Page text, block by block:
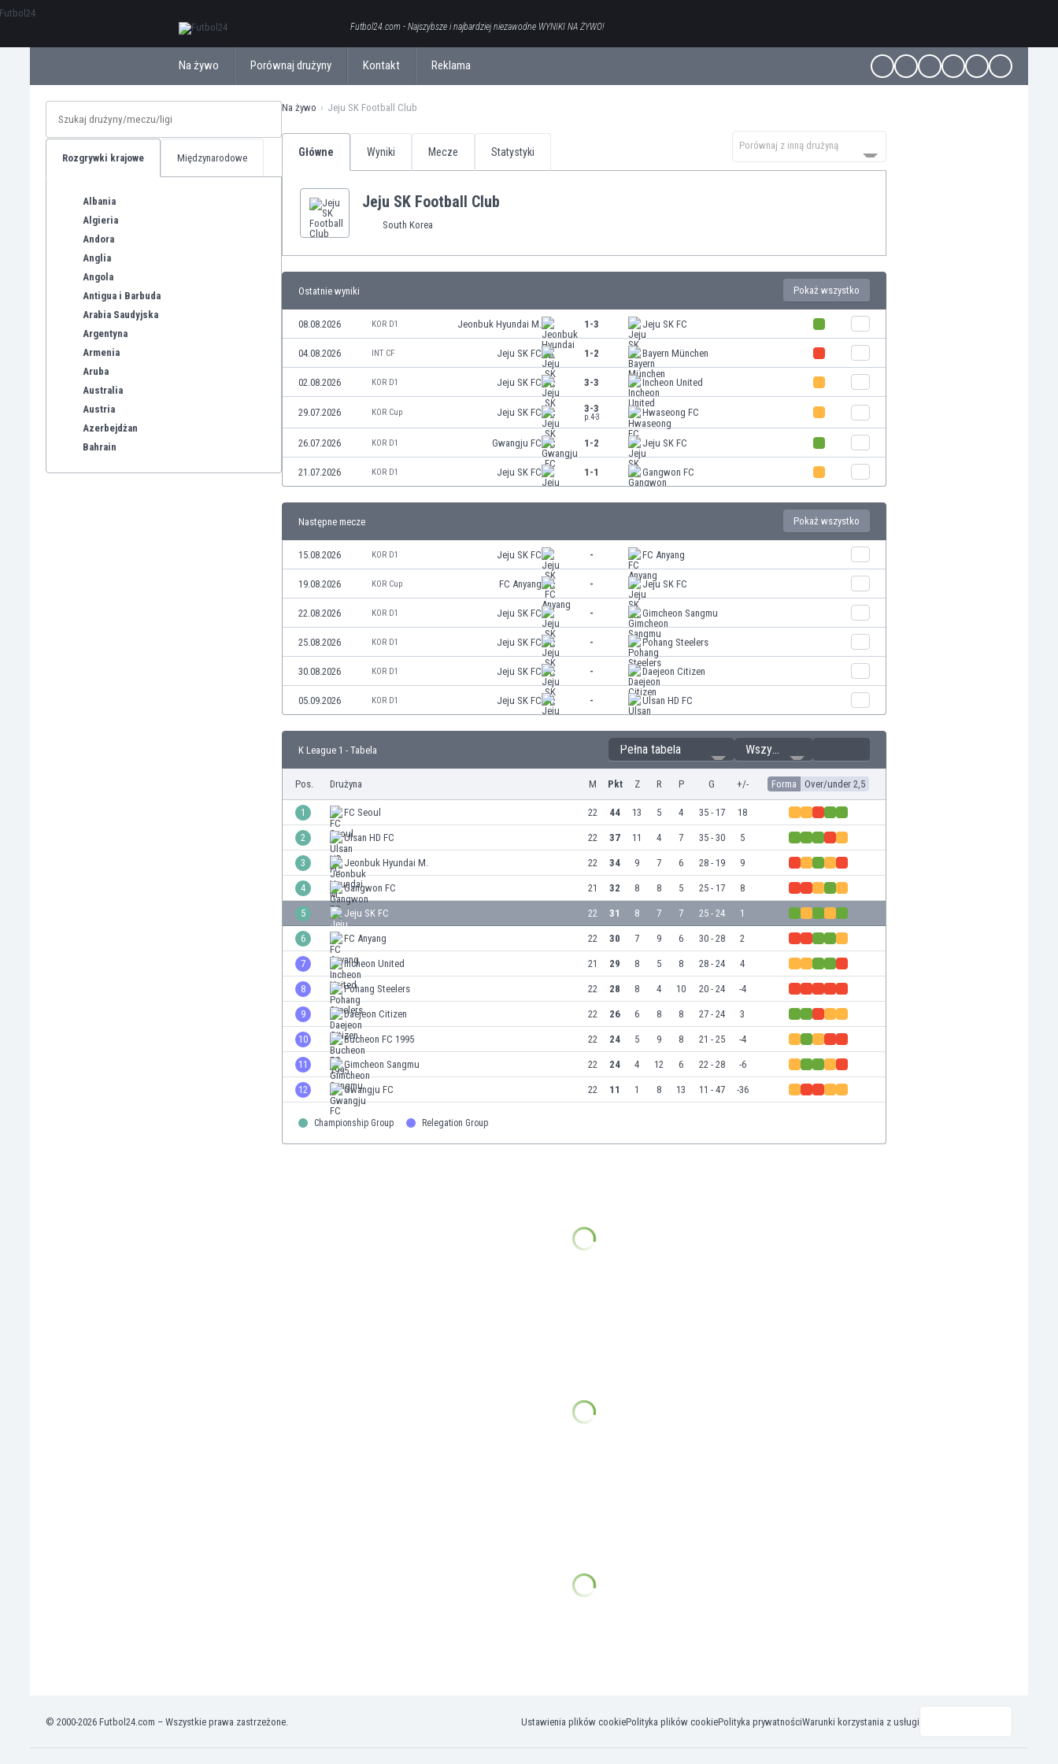
Futbol24.com - Najszybsze i najbardziej niezawodne WYNIKI NA ŻYWO!
Na żywo Porównaj drużyny Kontakt Reklama
Rozgrywki krajowe Międzynarodowe
Albania
Algieria
Andora
Anglia
Angola
Antigua i Barbuda
Arabia Saudyjska
Argentyna
Armenia
Aruba
Australia
Austria
Azerbejdżan
Bahrain
Na żywo Jeju SK Football Club
Główne Wyniki Mecze Statystyki
Porównaj z inną drużyną
Jeju SK Football Club
South Korea
Ostatnie wyniki Pokaż wszystko
08.08.2026 KOR D1 Jeonbuk Hyundai M. 1-3 Jeju SK FC
04.08.2026 INT CF Jeju SK FC 1-2 Bayern München
02.08.2026 KOR D1 Jeju SK FC 3-3 Incheon United
29.07.2026 KOR Cup Jeju SK FC 3-3
p.4-3 Hwaseong FC
26.07.2026 KOR D1 Gwangju FC 1-2 Jeju SK FC
21.07.2026 KOR D1 Jeju SK FC 1-1 Gangwon FC
Następne mecze Pokaż wszystko
15.08.2026 KOR D1 Jeju SK FC - FC Anyang
19.08.2026 KOR Cup FC Anyang - Jeju SK FC
22.08.2026 KOR D1 Jeju SK FC - Gimcheon Sangmu
25.08.2026 KOR D1 Jeju SK FC - Pohang Steelers
30.08.2026 KOR D1 Jeju SK FC - Daejeon Citizen
05.09.2026 KOR D1 Jeju SK FC - Ulsan HD FC
K League 1 - Tabela Pełna tabela Wszystkie
Pos. Drużyna M Pkt Z R P G +/- Forma Over/under 2,5
1 FC Seoul 22 44 13 5 4 35 - 17 18
2 Ulsan HD FC 22 37 11 4 7 35 - 30 5
3 Jeonbuk Hyundai M. 22 34 9 7 6 28 - 19 9
4 Gangwon FC 21 32 8 8 5 25 - 17 8
5 Jeju SK FC 22 31 8 7 7 25 - 24 1
6 FC Anyang 22 30 7 9 6 30 - 28 2
7 Incheon United 21 29 8 5 8 28 - 24 4
8 Pohang Steelers 22 28 8 4 10 20 - 24 -4
9 Daejeon Citizen 22 26 6 8 8 27 - 24 3
10 Bucheon FC 1995 22 24 5 9 8 21 - 25 -4
11 Gimcheon Sangmu 22 24 4 12 6 22 - 28 -6
12 Gwangju FC 22 11 1 8 13 11 - 47 -36
Championship Group Relegation Group
© 2000-2026 Futbol24.com – Wszystkie prawa zastrzeżone. Ustawienia plików cookiePolityka plików cookiePolityka prywatnościWarunki korzystania z usługi